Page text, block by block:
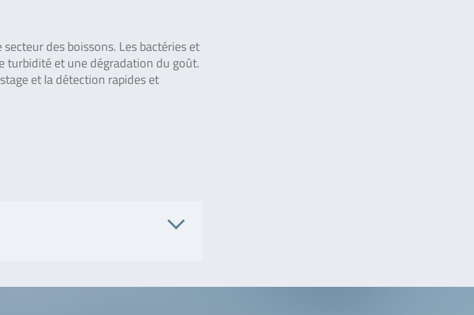
des boissons. Les bactéries et
turbidité et une dégradation du goût.
et la détection rapides et
No. of tests/amount Art. No.